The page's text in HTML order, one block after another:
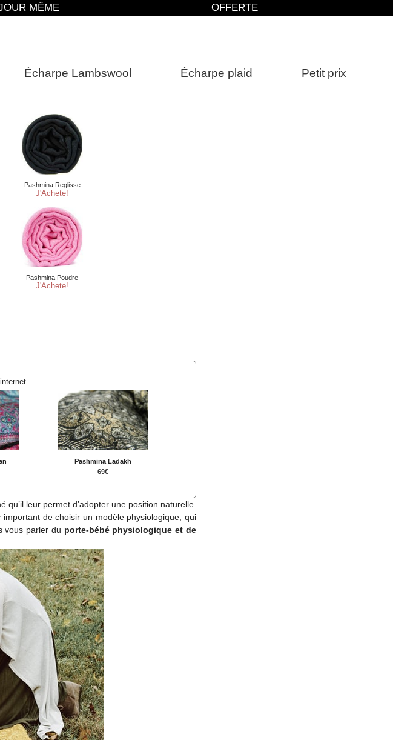
Écharpe Lambswool Écharpe plaid Petit prix
MÊME OFFERTE
Pashmina Ladakh
69€
qu’il leur permet d’adopter une position naturelle.
de choisir un modèle physiologique, qui
vous parler du porte-bébé physiologique et de